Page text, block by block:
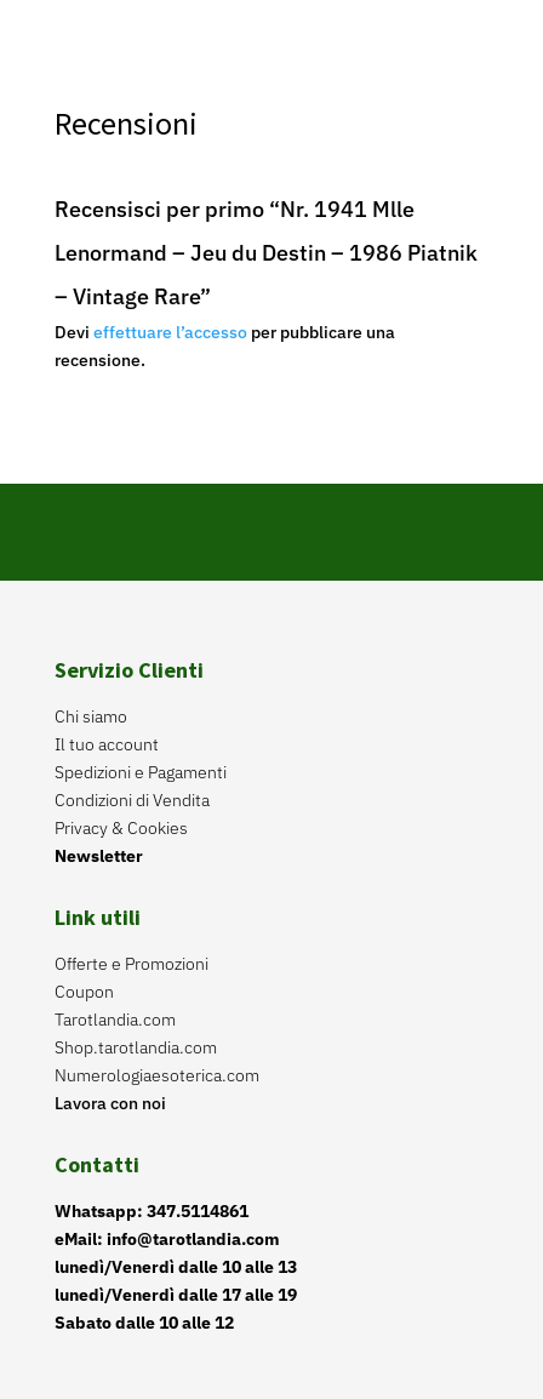
Recensioni
Recensisci per primo “Nr. 1941 Mlle
Lenormand – Jeu du Destin – 1986 Piatnik
– Vintage Rare”
Devi effettuare l’accessoper pubblicare una
recensione.
Servizio Clienti
Chi siamo
Il tuo account
Spedizioni e Pagamenti
Condizioni di Vendita
Privacy & Cookies
Newsletter
Link utili
Offerte e Promozioni
Coupon
Tarotlandia.com
Shop.tarotlandia.com
Numerologiaesoterica.com
Lavora con noi
Contatti
Whatsapp: 347.5114861
eMail: info@tarotlandia.com
lunedì/Venerdì dalle 10 alle 13
lunedì/Venerdì dalle 17 alle 19
Sabato dalle 10 alle 12